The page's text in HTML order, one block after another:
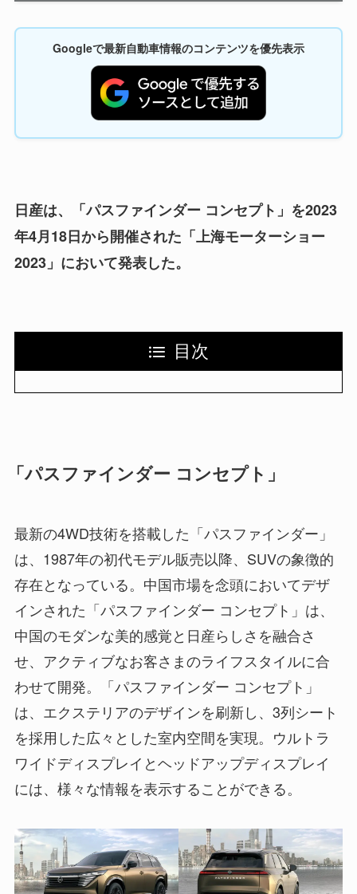
Googleで最新自動車情報のコンテンツを優先表示
日産は、「パスファインダー コンセプト」を2023
年4月18日から開催された「上海モーターショー
2023」において発表した。
目次
「パスファインダー コンセプト」
最新の4WD技術を搭載した「パスファインダー」
は、1987年の初代モデル販売以降、SUVの象徴的
存在となっている。中国市場を念頭においてデザ
インされた「パスファインダー コンセプト」は、
中国のモダンな美的感覚と日産らしさを融合さ
せ、アクティブなお客さまのライフスタイルに合
わせて開発。「パスファインダー コンセプト」
は、エクステリアのデザインを刷新し、3列シート
を採用した広々とした室内空間を実現。ウルトラ
ワイドディスプレイとヘッドアップディスプレイ
には、様々な情報を表示することができる。